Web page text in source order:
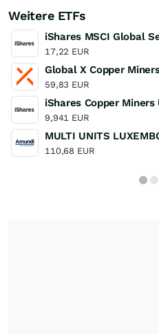
Weitere ETFs
17,22 EUR
59,83 EUR
9,941 EUR
110,68 EUR